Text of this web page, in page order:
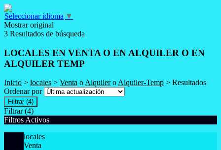
Seleccionar idioma ▼
Mostrar original
3 Resultados de búsqueda
LOCALES EN VENTA O EN ALQUILER O EN
ALQUILER TEMP
Inicio > locales > Venta oAlquileroAlquiler-Temp > Resultados
Ordenar por
Filtrar (4)
Filtrar (4)
Filtros Activos
locales
Venta